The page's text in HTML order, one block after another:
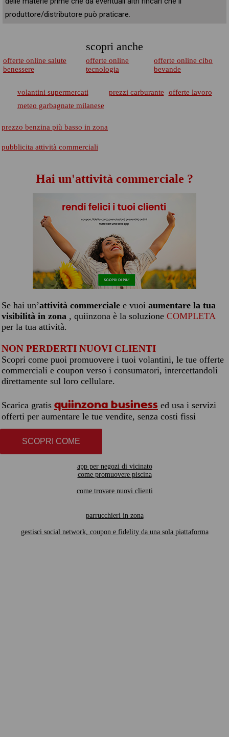
produttore/distributore può praticare.
scopri anche
offerte online salute
benessere
offerte online
tecnologia
offerte online cibo
bevande
volantini supermercati prezzi carburante
offerte lavoro
meteo garbagnate milanese
prezzo benzina più basso in zona
pubblicita attività commerciali
Hai un'attività commerciale ?
Se hai un’attività commerciale e vuoi aumentare la tua
visibilità in zona , quiinzona è la soluzione COMPLETA
per la tua attività.
NON PERDERTI NUOVI CLIENTI
Scopri come puoi promuovere i tuoi volantini, le tue offerte
commerciali e coupon verso i consumatori, intercettandoli
direttamente sul loro cellulare.
Scarica gratis quiinzona business ed usa i servizi
offerti per aumentare le tue vendite, senza costi fissi
SCOPRI COME
app per negozi di vicinato
come promuovere piscina
come trovare nuovi clienti
parrucchieri in zona
gestisci social network, coupon e fidelity da una sola piattaforma